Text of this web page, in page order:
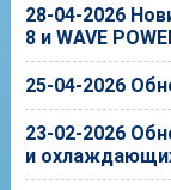
28-04-2026
8 и WAVE
25-04-2026
23-02-2026
и